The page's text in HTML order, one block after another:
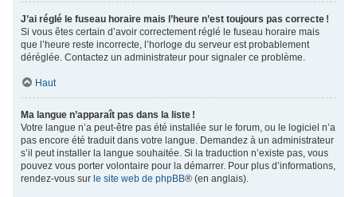
J’ai réglé le fuseau horaire mais l’heure n’est toujours pas correcte !
Si vous êtes certain d’avoir correctement réglé le fuseau horaire mais
que l’heure reste incorrecte, l’horloge du serveur est probablement
déréglée. Contactez un administrateur pour signaler ce problème.
Haut
Ma langue n’apparaît pas dans la liste !
Votre langue n’a peut-être pas été installée sur le forum, ou le logiciel n’a
pas encore été traduit dans votre langue. Demandez à un administrateur
s’il peut installer la langue souhaitée. Si la traduction n’existe pas, vous
pouvez vous porter volontaire pour la démarrer. Pour plus d’informations,
rendez-vous sur le site web de phpBB® (en anglais).